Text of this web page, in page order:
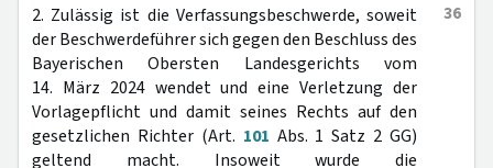
36
2. Zulässig ist die Verfassungsbeschwerde, soweit
der Beschwerdeführer sich gegen den Beschluss des
Bayerischen Obersten Landesgerichts vom
14. März 2024 wendet und eine Verletzung der
Vorlagepflicht und damit seines Rechts auf den
gesetzlichen Richter (Art. 101 Abs. 1 Satz 2 GG)
geltend macht. Insoweit wurde die